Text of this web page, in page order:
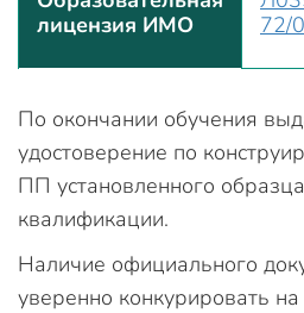
лицензия ИМО
72/
По окончании обучения
удостоверение по
ПП установленного
квалификации.
Наличие официального
уверенно конкурировать